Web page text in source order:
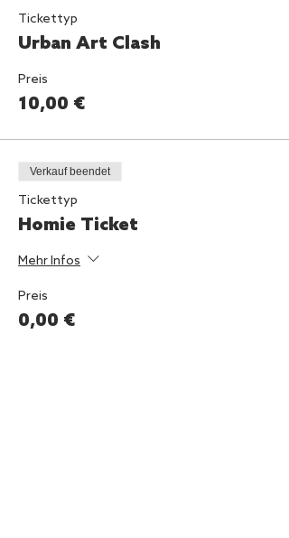
Tickettyp
Urban Art Clash
Preis
10,00 €
Verkauf beendet
Tickettyp
Homie Ticket
Mehr Infos
Preis
0,00 €